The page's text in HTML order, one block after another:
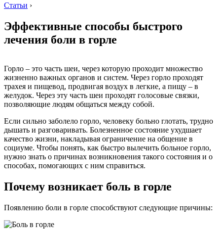
Статьи ›
Эффективные способы быстрого
лечения боли в горле
Горло – это часть шеи, через которую проходит множество
жизненно важных органов и систем. Через горло проходят
трахея и пищевод, продвигая воздух в легкие, а пищу – в
желудок. Через эту часть шеи проходят голосовые связки,
позволяющие людям общаться между собой.
Если сильно заболело горло, человеку больно глотать, трудно
дышать и разговаривать. Болезненное состояние ухудшает
качество жизни, накладывая ограничение на общение в
социуме. Чтобы понять, как быстро вылечить больное горло,
нужно знать о причинах возникновения такого состояния и о
способах, помогающих с ним справиться.
Почему возникает боль в горле
Появлению боли в горле способствуют следующие причины: